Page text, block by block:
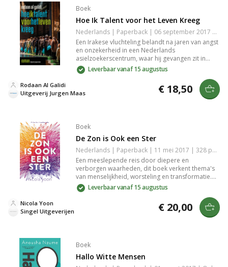
Boek
Hoe Ik Talent voor het Leven Kreeg
Nederlands | Paperback | 06 september 2017 | 400 pagina's | 9789491921414
Een Irakese vluchteling belandt na jaren van angst
en onzekerheid in een Nederlands
asielzoekerscentrum, waar hij gevangen zit in
eindeloos wachten en harde bureaucratie. Een
indringende roman over hoop, ontworteling en
Leverbaar vanaf 15 augustus
Uitgeverij Jurgen Maas
Rodaan Al Galidi € 18,50
Boek
De Zon is Ook een Ster
Nederlands | Paperback | 11 mei 2017 | 328 pagina's | 9789045120607
Een meeslepende reis door diepere en
verborgen waarheden, dit boek verkent thema's
van menselijkheid, worsteling en transformatie.
De rijke karakterontwikkeling en intrigerende plot
lijnen houden je geboeid, terwijl krachtige
inzichten je aanzetten tot reflectie. Ideaal voor
liefhebbers van literatuur die vragen stellen over
Leverbaar vanaf 15 augustus
Singel Uitgeverijen
Nicola Yoon € 20,00
Boek
Hallo Witte Mensen